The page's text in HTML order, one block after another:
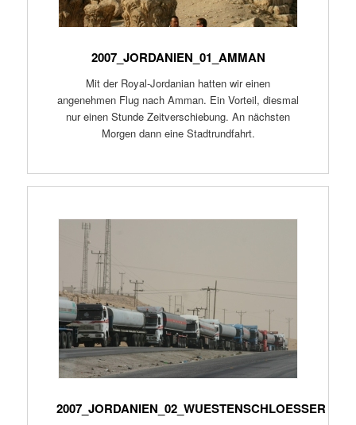
2007_JORDANIEN_01_AMMAN
Mit der Royal-Jordanian hatten wir einen
angenehmen Flug nach Amman. Ein Vorteil, diesmal
nur einen Stunde Zeitverschiebung. An nächsten
Morgen dann eine Stadtrundfahrt.
2007_JORDANIEN_02_WUESTENSCHLOESSER